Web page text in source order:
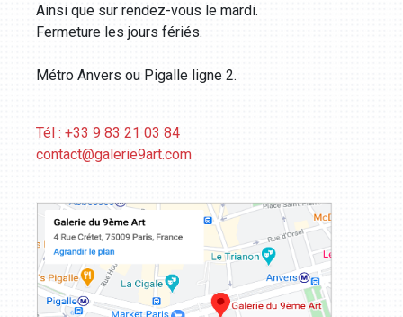
Ainsi que sur rendez-vous le mardi.
Fermeture les jours fériés.
Métro Anvers ou Pigalle ligne 2.
Tél : +33 9 83 21 03 84
contact@galerie9art.com